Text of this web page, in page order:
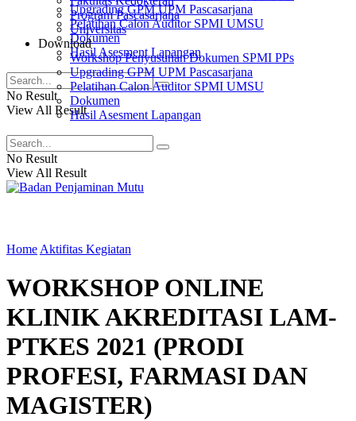
Upgrading GPM UPM Pascasarjana
Pelatihan Calon Auditor SPMI UMSU
Dokumen
Hasil Asesment Lapangan
No Result
View All Result
Program Pascasarjana
Universitas
Download
Workshop Penyusunan Dokumen SPMI PPs
Upgrading GPM UPM Pascasarjana
Pelatihan Calon Auditor SPMI UMSU
Dokumen
Hasil Asesment Lapangan
No Result
View All Result
Home Aktifitas Kegiatan
WORKSHOP ONLINE
KLINIK AKREDITASI LAM-
PTKES 2021 (PRODI
PROFESI, FARMASI DAN
MAGISTER)